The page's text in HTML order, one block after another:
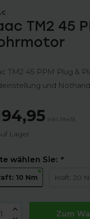
TM2 45
TM2 45 PPM Plug &
und
Inkl. MwSt.
Lager
wählen Sie: *
10 Nm Kraft: 20
Zum